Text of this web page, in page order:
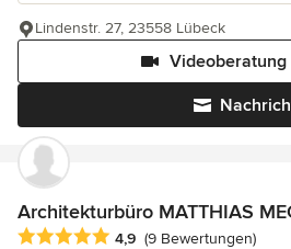
Videoberatung
Lindenstr. 27, 23558 Lübeck
Architekturbüro MATTHIAS
Durchschnittliche Bewertung: 4.9
4,9 (9 Bewertungen)